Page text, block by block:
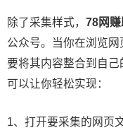
除了采集样式， 78网
公众号。当你在浏览
要将其内容整合到自己
可以让你轻松实现：
1、打开要采集的网页